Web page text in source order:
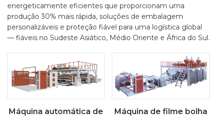
energeticamente eficientes que proporcionam uma
produção 30% mais rápida, soluções de embalagem
personalizáveis ​​e proteção fiável para uma logística global
— fiáveis ​​no Sudeste Asiático, Médio Oriente e África do Sul.
Máquina automática de
Máquina de filme bolha